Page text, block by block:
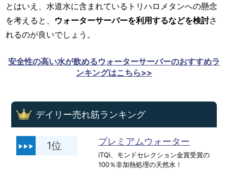
とはいえ、水道水に含まれているトリハロメタンへの懸念
を考えると、 ウォーターサーバーを利用するなどを検討さ
れるのが良いでしょう。
安全性の高い水が飲めるウォーターサーバーのおすすめラ
ンキングはこちら>>
デイリー売れ筋ランキング
1位 プレミアムウォーター
iTQi、モンドセレクション金賞受賞の
100％非加熱処理の天然水！